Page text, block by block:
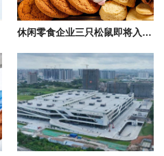
休闲零食企业三只松鼠即将入驻华南区域总部佛山南海